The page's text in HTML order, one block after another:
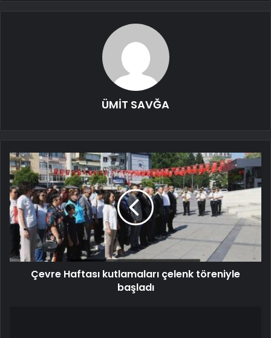
ÜMİT SAVĞA
Çevre Haftası kutlamaları çelenk töreniyle
başladı